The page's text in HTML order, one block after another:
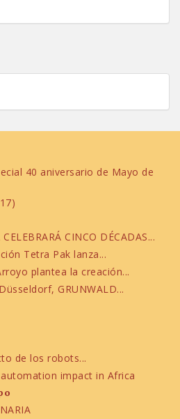
40 aniversario de Mayo de
CINCO DÉCADAS...
Tetra Pak lanza...
plantea la creación...
GRUNWALD...
de los robots...
impact in Africa